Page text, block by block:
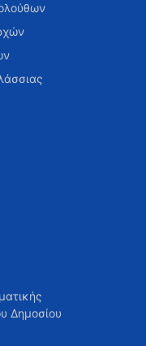
Δημοσίου